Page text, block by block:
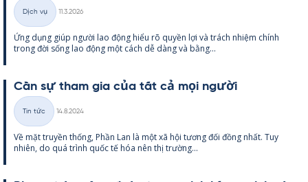
Thể
loại
Dịch vụ
11.3.2026
Ứng dụng giúp người lao động hiểu rõ qu­yền lợi và trách nhiệm chính
trong đời sống lao động một cách dễ dàng và bằng...
Cần sự tham gia của tất cả mọi người
Thể
loại
Tin tức
14.8.2024
Về mặt tru­yền thống, Phần Lan là một xã hội tương đối đồng nhất. Tuy
nhiên, do quá trình quốc tế hóa nên thị trường...